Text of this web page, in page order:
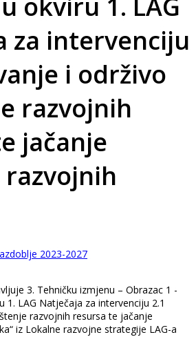
za intervenciju
i održivo
razvojnih
jačanje
2023-2027
3. Tehničku izmjenu – Obrazac 1 -
1. LAG Natječaja za intervenciju 2.1
razvojnih resursa te jačanje
iz Lokalne razvojne strategije LAG-a